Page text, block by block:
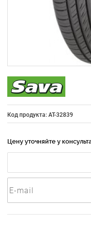
Код продукта: AT-32839
Цену уточняйте у